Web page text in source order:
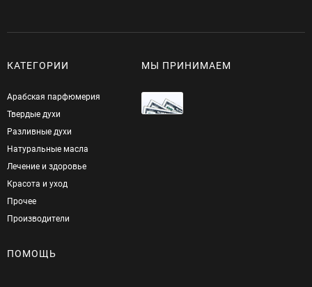
КАТЕГОРИИ
Арабская парфюмерия
Твердые духи
Разливные духи
Натуральные масла
Лечение и здоровье
Красота и уход
Прочее
Производители
МЫ ПРИНИМАЕМ
ПОМОЩЬ